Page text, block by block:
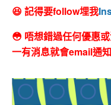
😆 記得要follow埋我
😳 唔想錯過任何優惠
一有消息就會email通